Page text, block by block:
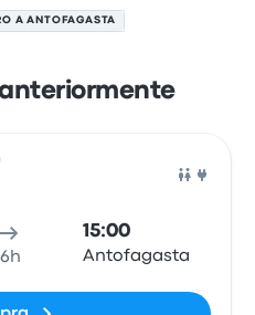
A ANTOFAGASTA
15:00
Antofagasta